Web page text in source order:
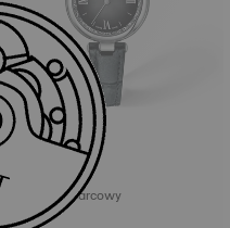
Tissot Desir
28 mm • Kwarcowy
1 500 zł